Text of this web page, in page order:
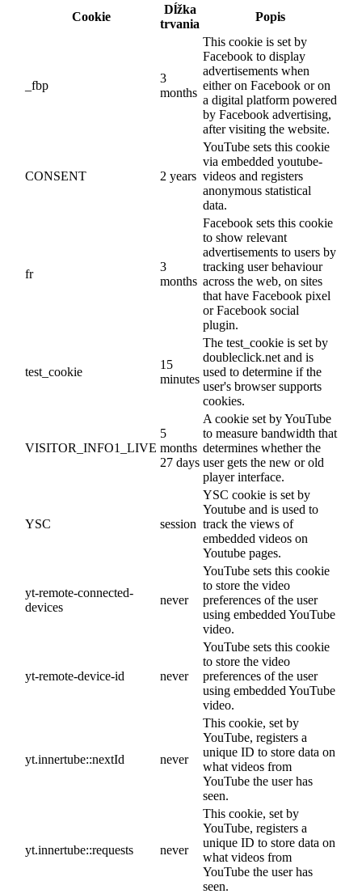
Cookie
Dĺžka
trvania
Popis
_fbp
3
months
This cookie is set by
Facebook to display
advertisements when
either on Facebook or on
a digital platform powered
by Facebook advertising,
after visiting the website.
CONSENT 2 years
YouTube sets this cookie
via embedded youtube-
videos and registers
anonymous statistical
data.
fr
3
months
Facebook sets this cookie
to show relevant
advertisements to users by
tracking user behaviour
across the web, on sites
that have Facebook pixel
or Facebook social
plugin.
test_cookie
15
minutes
The test_cookie is set by
doubleclick.net and is
used to determine if the
user's browser supports
cookies.
VISITOR_INFO1_LIVE
5
months
27 days
A cookie set by YouTube
to measure bandwidth that
determines whether the
user gets the new or old
player interface.
YSC session
YSC cookie is set by
Youtube and is used to
track the views of
embedded videos on
Youtube pages.
yt-remote-connected-
devices
never
YouTube sets this cookie
to store the video
preferences of the user
using embedded YouTube
video.
yt-remote-device-id never
YouTube sets this cookie
to store the video
preferences of the user
using embedded YouTube
video.
yt.innertube::nextId never
This cookie, set by
YouTube, registers a
unique ID to store data on
what videos from
YouTube the user has
seen.
yt.innertube::requests never
This cookie, set by
YouTube, registers a
unique ID to store data on
what videos from
YouTube the user has
seen.